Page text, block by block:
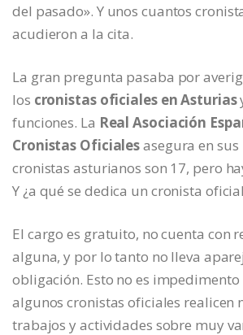
del pasado». Y unos cuantos
acudieron a la cita.
La gran pregunta pasaba por
los cronistas oficiales en Asturias
funciones. La Real Asociación
Cronistas Oficialesasegura en
cronistas asturianos son 17, pero
Y ¿a qué se dedica un cronista
El cargo es gratuito, no cuenta con
alguna, y por lo tanto no lleva
obligación. Esto no es
algunos cronistas oficiales realicen
trabajos y actividades sobre muy